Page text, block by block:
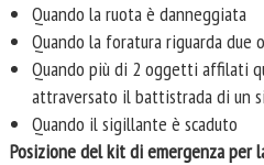
Quando la ruota è danneggiata
Quando la foratura riguarda due
Quando più di 2 oggetti affilati
attraversato il battistrada di un
Quando il sigillante è scaduto
Posizione del kit di emergenza per